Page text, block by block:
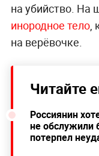
на убийство.
инородное тело,
на верёвочке.
Читайте
Россиянин
не обслужили
потерпел